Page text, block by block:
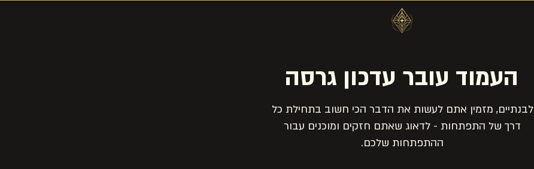
העמוד עובר עדכון גרסה
לבנתיים, מזמין אתם לעשות את הדבר הכי חשוב בתחילת כל
דרך של התפתחות - לדאוג שאתם חזקים ומוכנים עבור
ההתפתחות שלכם.